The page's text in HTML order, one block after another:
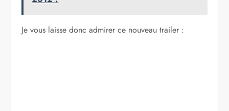
Je vous laisse donc admirer ce nouveau trailer :